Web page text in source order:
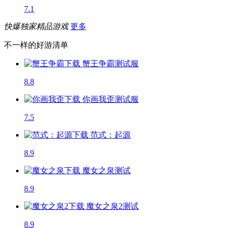
7.1
快爆独家精品游戏 更多
不一样的好游清单
蟹王争霸测试服
8.8
你画我歪测试服
7.5
范式：起源
8.9
魔女之泉测试
8.9
魔女之泉2测试
8.9